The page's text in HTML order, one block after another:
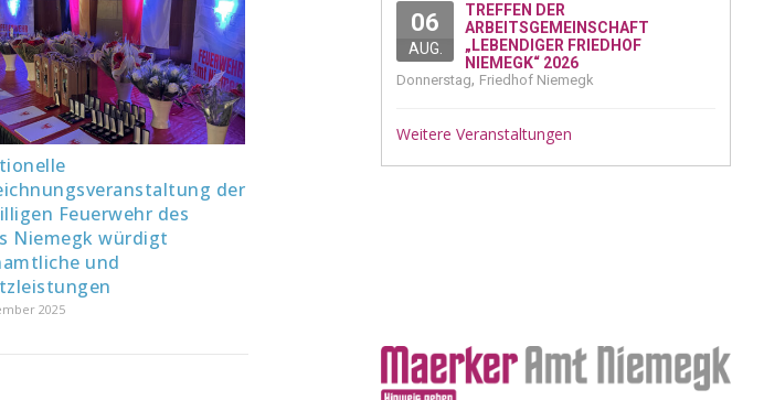
der
Feuerwehr des
Niemegk würdigt
und
2025
06
AUG.
TREFFEN DER
ARBEITSGEMEINSCHAFT
„LEBENDIGER FRIEDHOF
NIEMEGK“ 2026
Donnerstag, Friedhof Niemegk
Weitere Veranstaltungen